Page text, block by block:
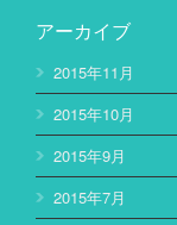
アーカイブ
2015年11月
2015年10月
2015年9月
2015年7月